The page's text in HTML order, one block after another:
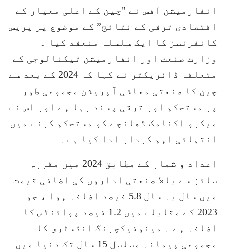
انفارمیشن آفس نے "چین کے اعلی معیار کے
اقتصادی ترقی کے نتائج” کے موضوع پر پریس
کانفرنسز کا ایک سلسلہ منعقد کیا ۔
وزارت صنعت اور انفارمیشن ٹیکنالوجی کے
متعلقہ ڈائریکٹر نے کہا کہ 2024 کے بعد سے
چین کا صنعتی معاشی آپریشن مجموعی طور
پر مستحکم اور ترقی پسند رہا ہے اور اس نے
میکرو اکنامک ڈھانچے کو مستحکم کرنے میں
انتہائی اہم کردار ادا کیا ہے۔
اعداد و شمار کے مطابق 2024 میں مقررہ
سائز سے بالا صنعتی اداروں کی اضافی قیمت
میں سال بہ سال 5.8 فیصد اضافہ ہوا ، جو
2023 کے مقابلے میں 1.2 فیصد پوائنٹس کا
اضافہ ہے ۔ مینوفیکچرنگ انڈسٹری کا
مجموعی پیمانہ مسلسل 15 سال تک دنیا میں